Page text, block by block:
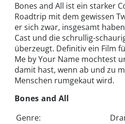
Bones and All ist ein starker
Roadtrip mit dem gewissen
er sich zwar, insgesamt
Cast und die schrullig-
überzeugt. Definitiv ein Film
Me by Your Name mochtest
damit hast, wenn ab und zu
Menschen rumgekaut wird.
Bones and All
Genre: